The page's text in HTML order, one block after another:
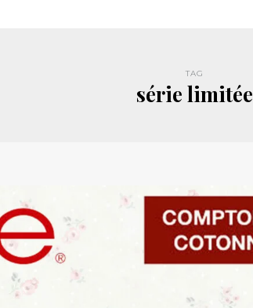
TAG
série limitée